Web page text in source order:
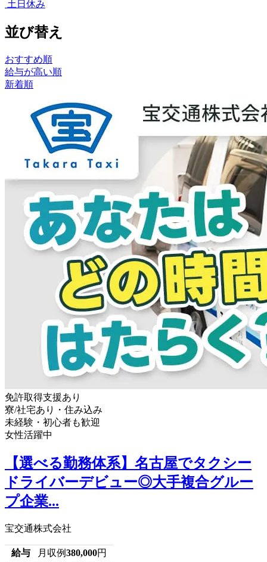
土日休み
並び替え
おすすめ順
給与が高い順
新着順
免許取得支援あり
寮/社宅あり・住み込み
未経験・初心者も歓迎
女性活躍中
【選べる勤務体系】名古屋でタクシー
ドライバーデビュー◎大手複合グルー
プ企業...
宝交通株式会社
給与 月収例380,000円